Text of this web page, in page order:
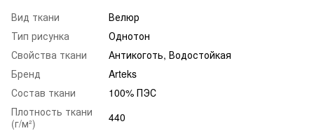
Вид ткани
Велюр
Тип рисунка
Однотон
Свойства ткани
Антикоготь, Водостойкая
Бренд
Arteks
Состав ткани
100% ПЭС
Плотность ткани
(г/м²)
440